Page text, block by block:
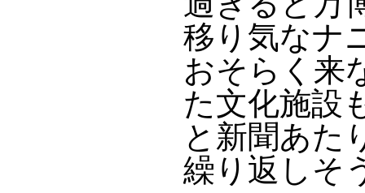
移り気なナ
おそらく来
た文化施設
と新聞あた
繰り返しそ